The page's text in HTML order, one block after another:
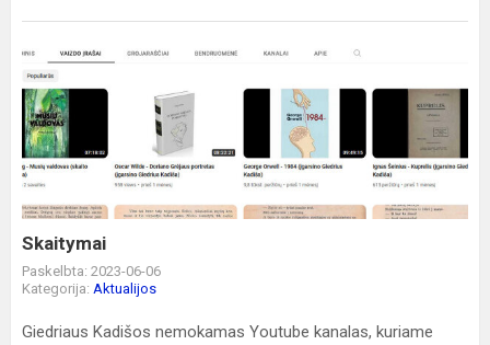
Skaitymai
Skaitymai
Paskelbta: 2023-06-06
Kategorija: Aktualijos
Giedriaus Kadišos nemokamas Youtube kanalas, kuriame